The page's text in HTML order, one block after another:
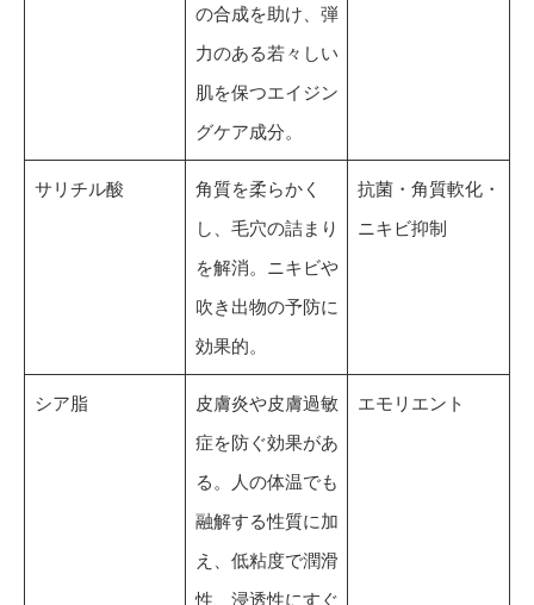
の合成を助け、弾
力のある若々しい
肌を保つエイジン
グケア成分。
サリチル酸
角質を柔らかく
し、毛穴の詰まり
を解消。ニキビや
吹き出物の予防に
効果的。
抗菌・角質軟化・
ニキビ抑制
シア脂
皮膚炎や皮膚過敏
症を防ぐ効果があ
る。人の体温でも
融解する性質に加
え、低粘度で潤滑
性、浸透性にすぐ
エモリエント